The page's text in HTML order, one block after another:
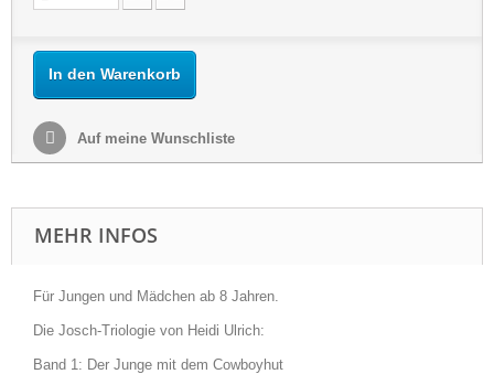
In den Warenkorb
Auf meine Wunschliste
MEHR INFOS
Für Jungen und Mädchen ab 8 Jahren.
Die Josch-Triologie von Heidi Ulrich:
Band 1: Der Junge mit dem Cowboyhut